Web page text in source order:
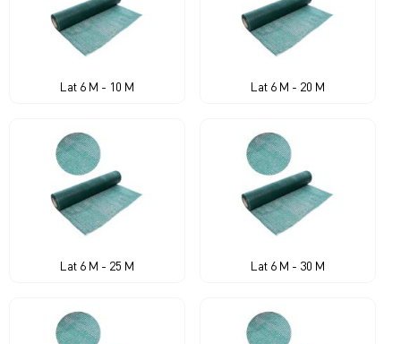
Lat 6 M - 10 M Lat 6 M - 20 M
Lat 6 M - 25 M Lat 6 M - 30 M